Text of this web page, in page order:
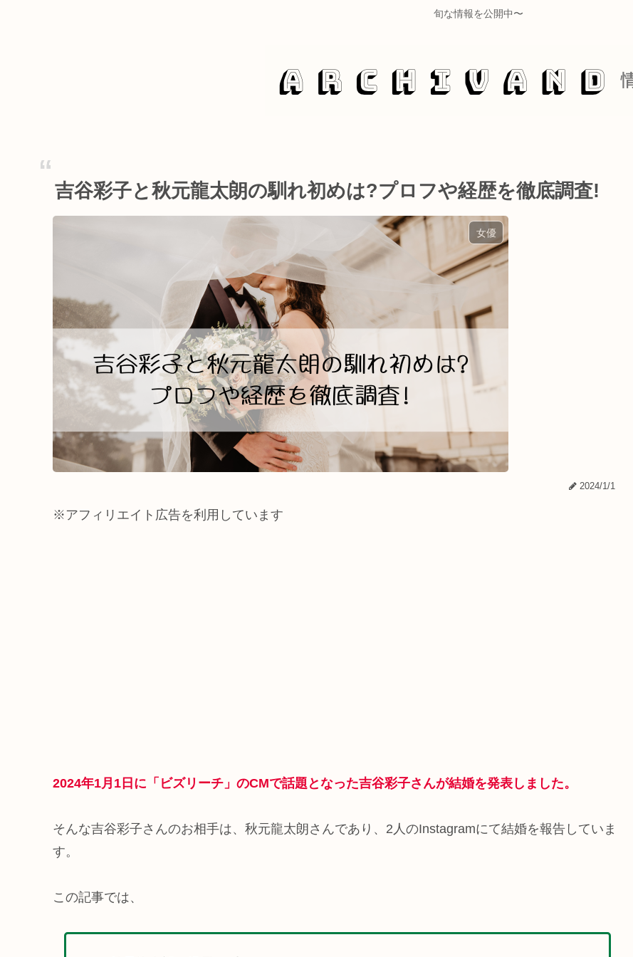
旬な情報を公開中〜
吉谷彩子と秋元龍太朗の馴れ初めは?プロフや経歴を徹底調査!
女優
2024/1/1
※アフィリエイト広告を利用しています
2024年1月1日に「ビズリーチ」のCMで話題となった吉谷彩子さんが結婚を発表しました。
そんな吉谷彩子さんのお相手は、秋元龍太朗さんであり、2人のInstagramにて結婚を報告していま
す。
この記事では、